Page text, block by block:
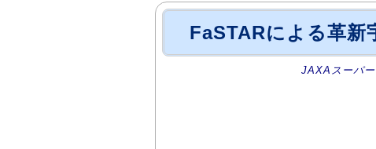
FaSTARによる革新
JAXAスーパ